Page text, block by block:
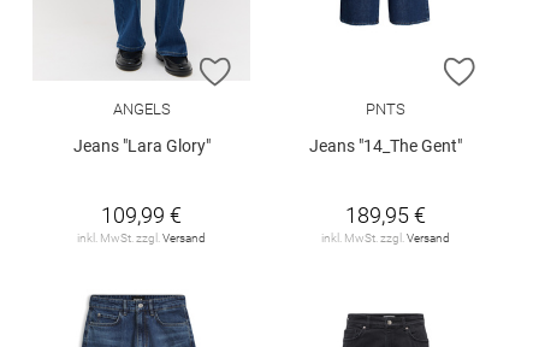
ZUR WUNSCHLISTE HINZUFÜGEN
ANGELS
Jeans "Lara Glory"
109,99 €
inkl. MwSt. zzgl. Versand
ZUR
PNTS
Jeans "14_The Gent"
189,95 €
inkl. MwSt. zzgl. Versand